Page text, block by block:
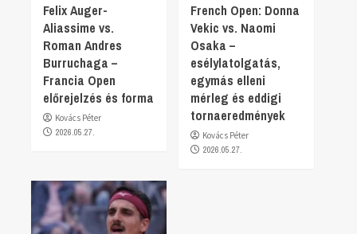
Felix Auger-
Aliassime vs.
Roman Andres
Burruchaga –
Francia Open
előrejelzés és forma
Kovács Péter
2026.05.27.
French Open: Donna
Vekic vs. Naomi
Osaka –
esélylatolgatás,
egymás elleni
mérleg és eddigi
tornaeredmények
Kovács Péter
2026.05.27.